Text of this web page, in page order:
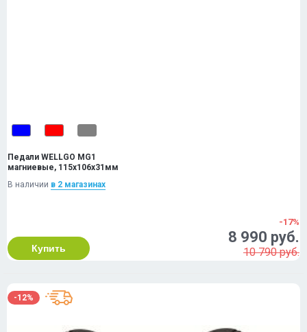
Педали WELLGO MG1
магниевые, 115х106х31мм
В наличии в 2 магазинах
Купить
-17%
8 990 руб.
10 790 руб.
-12%